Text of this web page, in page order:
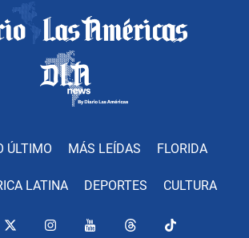
ÚLTIMO MÁS LEÍDAS FLORIDA
LATINA DEPORTES CULTURA